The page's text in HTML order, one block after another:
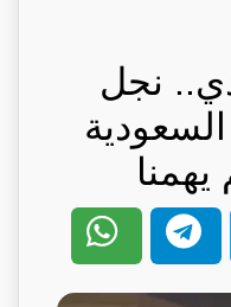
نجل
يهمنا